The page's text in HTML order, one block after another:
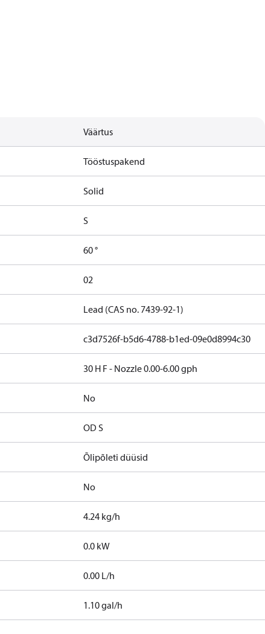
Väärtus
Tööstuspakend
Solid
S
60 °
02
Lead (CAS no. 7439-92-1)
c3d7526f-b5d6-4788-b1ed-09e0d8994c30
30 H F - Nozzle 0.00-6.00 gph
No
OD S
Õlipõleti düüsid
No
4.24 kg/h
0.0 kW
0.00 L/h
1.10 gal/h